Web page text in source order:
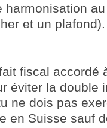
harmonisation
et un plafond).
fiscal accordé
éviter la double
ne dois pas
en Suisse sauf